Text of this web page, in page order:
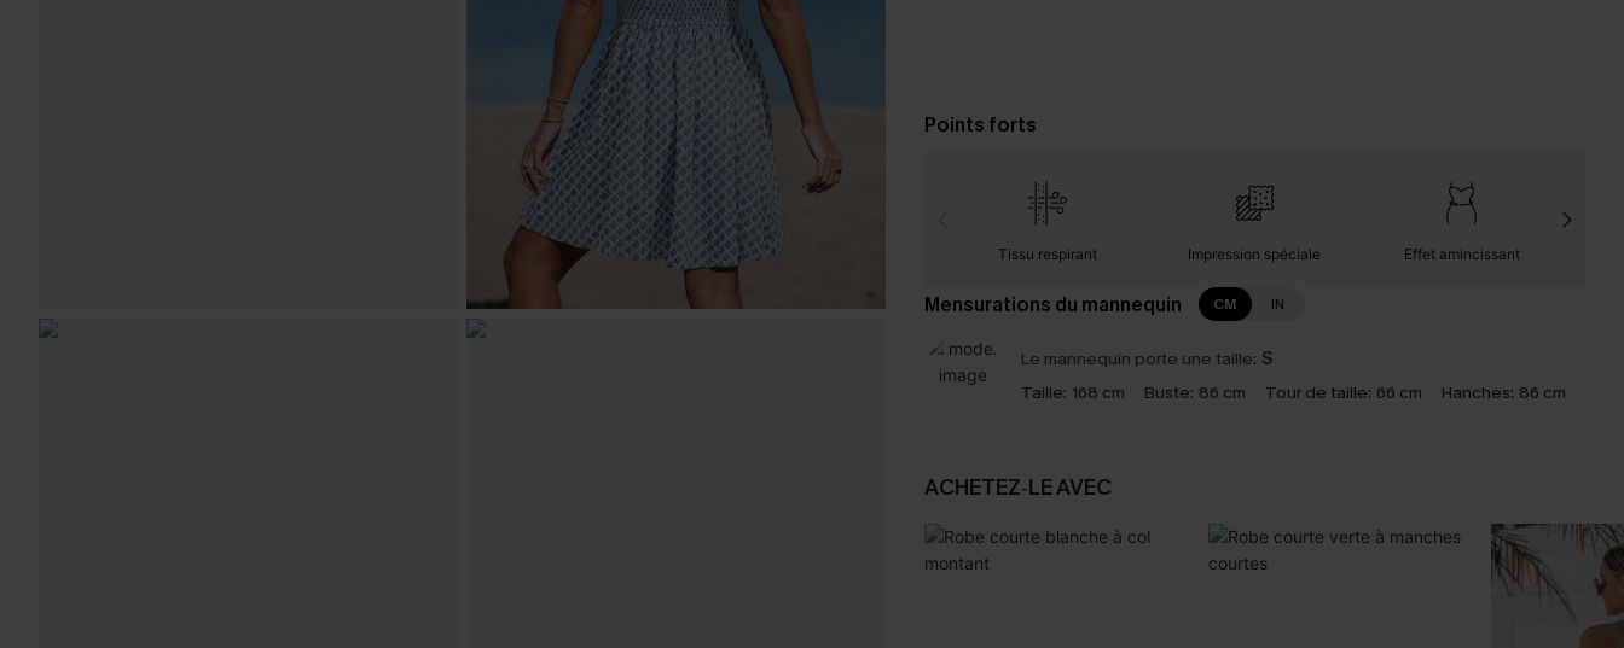
Points forts
Tissu respirant Impression spéciale Effet amincissant
Mensurations du mannequin CM IN
Le mannequin porte une taille: S
Taille: 168 cm Buste: 86 cm Tour de taille: 66 cm Hanches: 86 cm
ACHETEZ‑LE AVEC